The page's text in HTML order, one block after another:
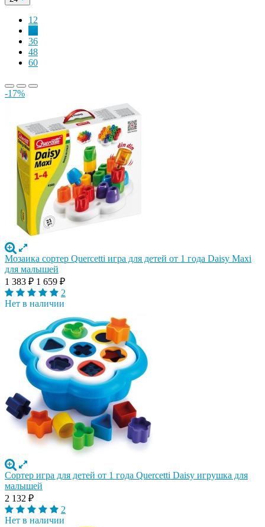
12
24
36
48
60
-17%
Мозаика сортер Quercetti игра для детей от 1 года Daisy Maxi
для малышей
1 383 ₽ 1 659 ₽
2
Нет в наличии
Сортер игра для детей от 1 года Quercetti Daisy игрушка для
малышей
2 132 ₽
2
Нет в наличии